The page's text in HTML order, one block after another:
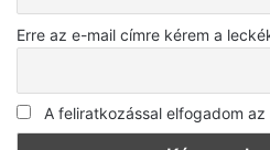
Erre az e-mail címre kérem a
A feliratkozással elfogadom